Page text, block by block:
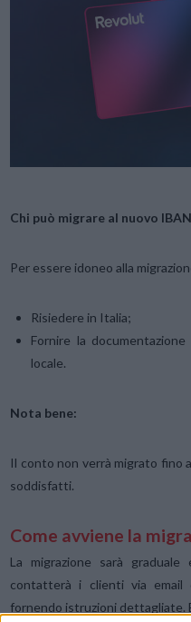
Chi può migrare al nuovo
Per essere idoneo alla
Risiedere in Italia;
Fornire la
locale.
Nota bene:
Il conto non verrà migrato fino
soddisfatti.
Come avviene la
La migrazione sarà
contatterà i clienti via email
fornendo istruzioni dettagliate.